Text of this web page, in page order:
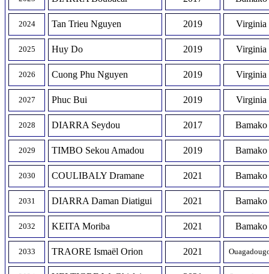
2024 Tan Trieu Nguyen 2019 Virginia
2025 Huy Do 2019 Virginia
2026 Cuong Phu Nguyen 2019 Virginia
2027 Phuc Bui 2019 Virginia
2028 DIARRA Seydou 2017 Bamako
2029 TIMBO Sekou Amadou 2019 Bamako
2030 COULIBALY Dramane 2021 Bamako
2031 DIARRA Daman Diatigui 2021 Bamako
2032 KEITA Moriba 2021 Bamako
2033 TRAORE Ismaël Orion 2021